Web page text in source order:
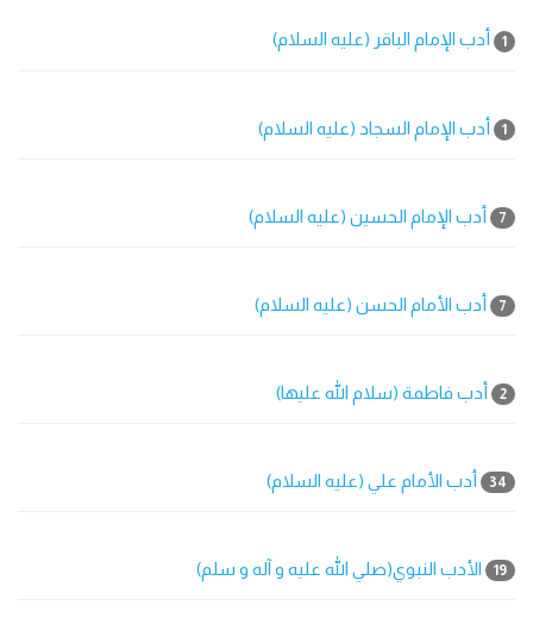
1 أدب الإمام الباقر (عليه السلام)
1 أدب الإمام السجاد (عليه السلام)
7 أدب الإمام الحسين (عليه السلام)
7 أدب الأمام الحسن (عليه السلام)
2 أدب فاطمة (سلام الله عليها)
34 أدب الأمام علي (عليه السلام)
19 الأدب النبوي(صلي الله عليه و آله و سلم)